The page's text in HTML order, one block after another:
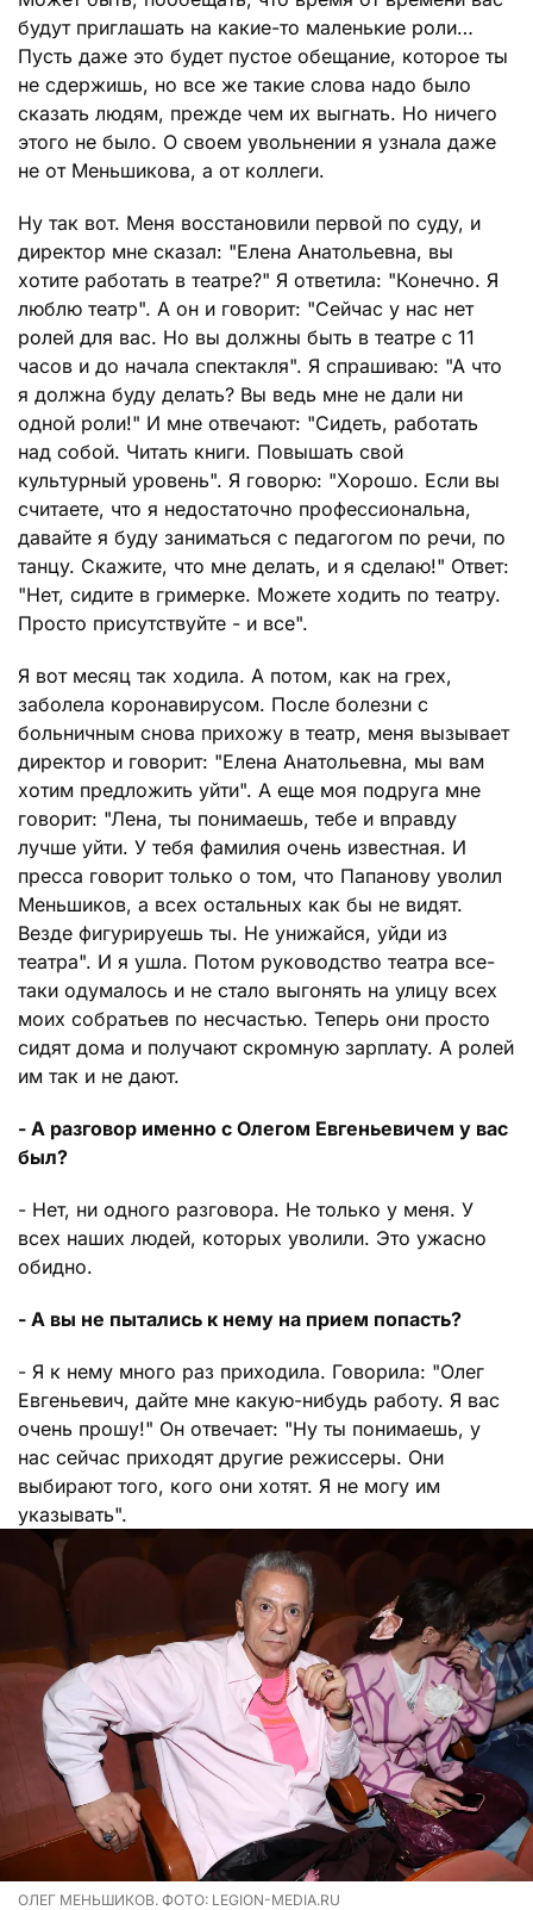
будут приглашать на какие-то маленькие роли…
Пусть даже это будет пустое обещание, которое ты
не сдержишь, но все же такие слова надо было
сказать людям, прежде чем их выгнать. Но ничего
этого не было. О своем увольнении я узнала даже
не от Меньшикова, а от коллеги.
Ну так вот. Меня восстановили первой по суду, и
директор мне сказал: "Елена Анатольевна, вы
хотите работать в театре?" Я ответила: "Конечно. Я
люблю театр". А он и говорит: "Сейчас у нас нет
ролей для вас. Но вы должны быть в театре с 11
часов и до начала спектакля". Я спрашиваю: "А что
я должна буду делать? Вы ведь мне не дали ни
одной роли!" И мне отвечают: "Сидеть, работать
над собой. Читать книги. Повышать свой
культурный уровень". Я говорю: "Хорошо. Если вы
считаете, что я недостаточно профессиональна,
давайте я буду заниматься с педагогом по речи, по
танцу. Скажите, что мне делать, и я сделаю!" Ответ:
"Нет, сидите в гримерке. Можете ходить по театру.
Просто присутствуйте - и все".
Я вот месяц так ходила. А потом, как на грех,
заболела коронавирусом. После болезни с
больничным снова прихожу в театр, меня вызывает
директор и говорит: "Елена Анатольевна, мы вам
хотим предложить уйти". А еще моя подруга мне
говорит: "Лена, ты понимаешь, тебе и вправду
лучше уйти. У тебя фамилия очень известная. И
пресса говорит только о том, что Папанову уволил
Меньшиков, а всех остальных как бы не видят.
Везде фигурируешь ты. Не унижайся, уйди из
театра". И я ушла. Потом руководство театра все-
таки одумалось и не стало выгонять на улицу всех
моих собратьев по несчастью. Теперь они просто
сидят дома и получают скромную зарплату. А ролей
им так и не дают.
- А разговор именно с Олегом Евгеньевичем у вас
был?
- Нет, ни одного разговора. Не только у меня. У
всех наших людей, которых уволили. Это ужасно
обидно.
- А вы не пытались к нему на прием попасть?
- Я к нему много раз приходила. Говорила: "Олег
Евгеньевич, дайте мне какую-нибудь работу. Я вас
очень прошу!" Он отвечает: "Ну ты понимаешь, у
нас сейчас приходят другие режиссеры. Они
выбирают того, кого они хотят. Я не могу им
указывать".
ОЛЕГ МЕНЬШИКОВ. ФОТО: LEGION-MEDIA.RU